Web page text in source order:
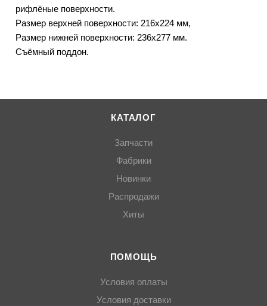
рифлёные поверхности.
Размер верхней поверхности: 216х224 мм,
Размер нижней поверхности: 236х277 мм.
Съёмный поддон.
КАТАЛОГ
Запчасти
Фабрики
Новинки
Распродажи
Хиты
ПОМОЩЬ
Условия оплаты
Условия доставки